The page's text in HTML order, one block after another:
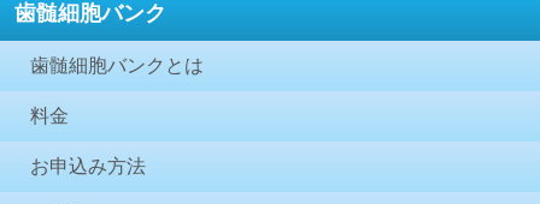
歯髄細胞バンク
歯髄細胞バンクとは
料金
お申込み方法